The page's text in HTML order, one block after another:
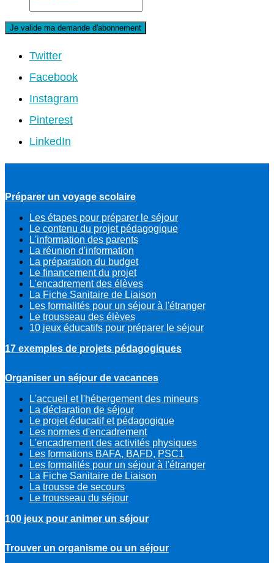
Twitter
Facebook
Instagram
Pinterest
LinkedIn
Préparer un voyage scolaire
Les étapes pour préparer le séjour
Le contenu du projet pédagogique
L'information des parents
La réunion d'information
La préparation du budget
Le financement du projet
L'encadrement des élèves
La Fiche Sanitaire de Liaison
Les formalités pour un séjour à l'étranger
Le trousseau des élèves
10 jeux éducatifs pour préparer le séjour
17 exemples de projets pédagogiques
Organiser un séjour de vacances
L'accueil et l'hébergement des mineurs
La déclaration de séjour
Le projet éducatif et pédagogique
Les normes d'encadrement
L'encadrement des activités physiques
Les formations BAFA, BAFD, PSC1
Les formalités pour un séjour à l'étranger
La Fiche Sanitaire de Liaison
La trousse de secours
Le trousseau du séjour
100 jeux pour animer un séjour
Trouver un organisme ou un séjour